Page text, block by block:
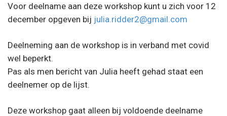
Voor deelname aan deze workshop kunt u zich voor 12
december opgeven bij julia.ridder2@gmail.com
Deelneming aan de workshop is in verband met covid
wel beperkt.
Pas als men bericht van Julia heeft gehad staat een
deelnemer op de lijst.
Deze workshop gaat alleen bij voldoende deelname